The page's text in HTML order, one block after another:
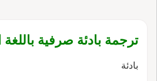
ترجمة بادئة صرفية باللغة
بادئة